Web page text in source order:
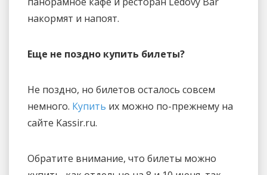
накормят и напоят.
Еще не поздно купить билеты?
Не поздно, но билетов осталось совсем
немного. Купить их можно по-прежнему на
сайте Kassir.ru.
Обратите внимание, что билеты можно